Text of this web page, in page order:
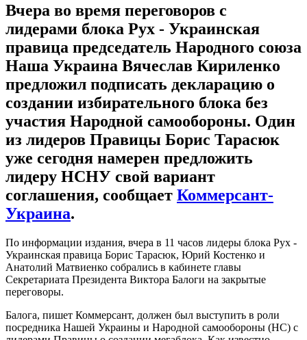
Вчера во время переговоров с
лидерами блока Рух - Украинская
правица председатель Народного союза
Наша Украина Вячеслав Кириленко
предложил подписать декларацию о
создании избирательного блока без
участия Народной самообороны. Один
из лидеров Правицы Борис Тарасюк
уже сегодня намерен предложить
лидеру НСНУ свой вариант
соглашения, сообщает Коммерсант-
Украина.
По информации издания, вчера в 11 часов лидеры блока Рух -
Украинская правица Борис Тарасюк, Юрий Костенко и
Анатолий Матвиенко собрались в кабинете главы
Секретариата Президента Виктора Балоги на закрытые
переговоры.
Балога, пишет Коммерсант, должен был выступить в роли
посредника Нашей Украины и Народной самообороны (НС) с